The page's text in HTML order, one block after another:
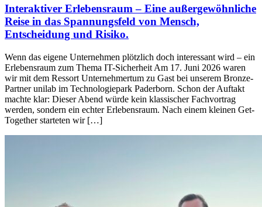
Interaktiver Erlebensraum – Eine außergewöhnliche
Reise in das Spannungsfeld von Mensch,
Entscheidung und Risiko.
Wenn das eigene Unternehmen plötzlich doch interessant wird – ein
Erlebensraum zum Thema IT-Sicherheit Am 17. Juni 2026 waren
wir mit dem Ressort Unternehmertum zu Gast bei unserem Bronze-
Partner unilab im Technologiepark Paderborn. Schon der Auftakt
machte klar: Dieser Abend würde kein klassischer Fachvortrag
werden, sondern ein echter Erlebensraum. Nach einem kleinen Get-
Together starteten wir […]